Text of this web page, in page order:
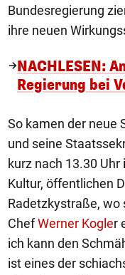
Bundesregierung
ihre neuen
NACHLESEN:
Regierung bei
So kamen der neue
und seine
kurz nach 13.30
Kultur, öffentlichen
Radetzkystraße, wo
ChefWerner Kogler
ich kann den
ist eines der